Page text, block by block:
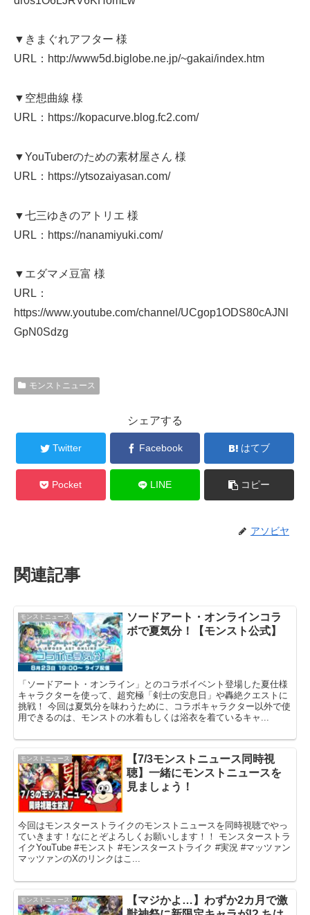
▼きまぐれアフター 様
URL：http://www5d.biglobe.ne.jp/~gakai/index.htm
▼空想曲線 様
URL：https://kopacurve.blog.fc2.com/
▼YouTuberのための素材屋さん 様
URL：https://ytsozaiyasan.com/
▼七三ゆきのアトリエ 様
URL：https://nanamiyuki.com/
▼エダマメ豆富 様
URL：
https://www.youtube.com/channel/UCgop1ODS80cAJNl
GpN0Sdzg
モンストニュース
シェアする
Twitter Facebook はてブ
Pocket LINE コピー
アソビヤ
関連記事
モンストニュース
ソードアート・オンラインコラ
ボで夏気分！【モンスト公式】
「ソードアート・オンライン」とのコラボイベント登場した夏仕様
キャラクターを使って、超究極「剣士の安息日」や轟絶クエストに
挑戦！ 今回は夏気分を味わうために、コラボキャラクター以外で使
用できるのは、モンストの水着もしくは浴衣を着ているキャ...
モンストニュース
【7/3モンストニュース同時視
聴】一緒にモンストニュースを
見ましょう！
今回はモンスターストライクのモンストニュースを同時視聴でやっ
ていきます！なにとぞよろしくお願いします！！ モンスターストラ
イクYouTube #モンスト #モンスターストライク #実況 #マッツァン
マッツァンのXのリンクはこ...
モンストニュース
【マジかよ…】わずか2カ月で激